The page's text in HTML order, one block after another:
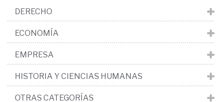
DERECHO
ECONOMÍA
EMPRESA
HISTORIA Y CIENCIAS HUMANAS
OTRAS CATEGORÍAS